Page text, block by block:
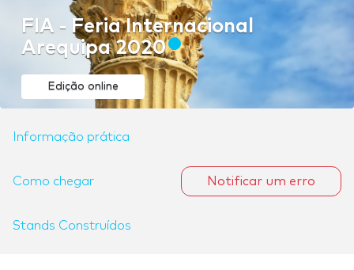
FIA - Feria Internacional
Arequipa 2020
Edição online
Informação prática
Como chegar
Stands Construídos
Notificar um erro